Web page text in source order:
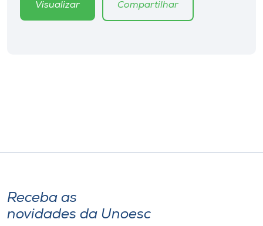
Museu
A-
Visualizar Compartilhar
Receba as
novidades da Unoesc